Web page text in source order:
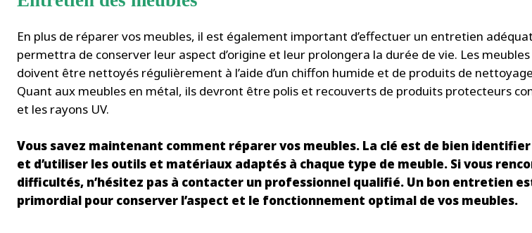
En plus de réparer vos meubles, il est également important d’effectuer un entretien
permettra de conserver leur aspect d’origine et leur prolongera la durée de vie. Les
doivent être nettoyés régulièrement à l’aide d’un chiffon humide et de produits de
Quant aux meubles en métal, ils devront être polis et recouverts de produits protecteurs
et les rayons UV.
Vous savez maintenant comment réparer vos meubles. La clé est de bien
et d’utiliser les outils et matériaux adaptés à chaque type de meuble. Si vous
difficultés, n’hésitez pas à contacter un professionnel qualifié. Un bon entretien
primordial pour conserver l’aspect et le fonctionnement optimal de vos meubles.